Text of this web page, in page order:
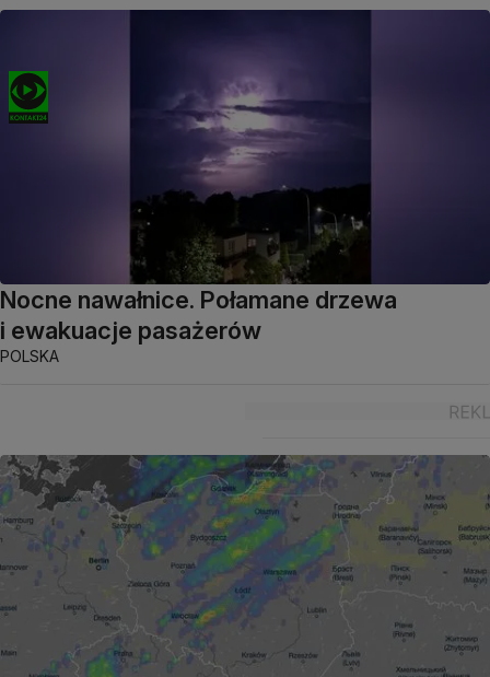
Nocne nawałnice. Połamane drzewa
i ewakuacje pasażerów
POLSKA